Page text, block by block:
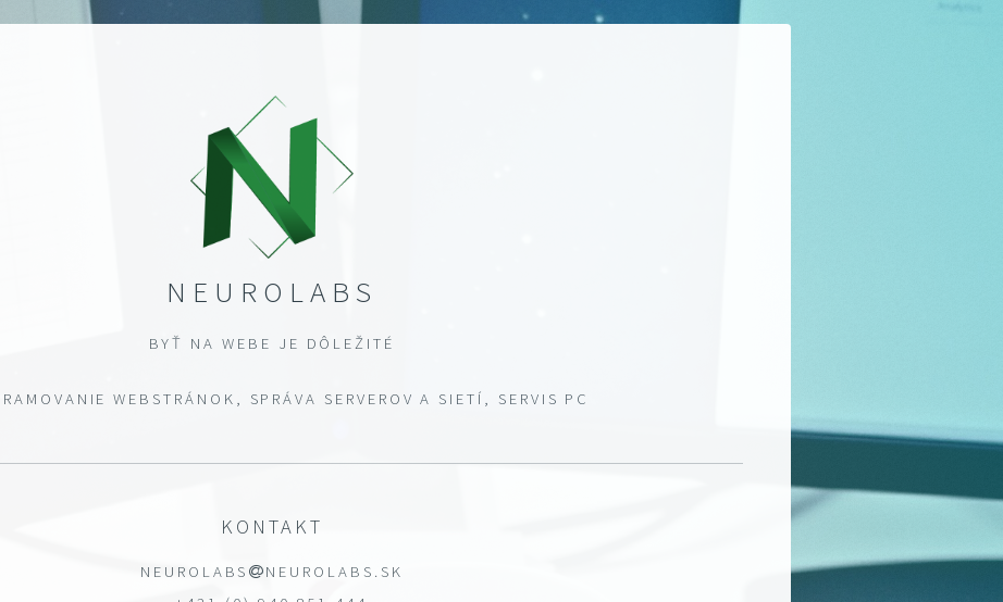
NEUROLABS
BYŤ NA WEBE JE DÔLEŽITÉ
WEBSTRÁNOK, SPRÁVA SERVEROV A SIETÍ, SERVIS PC
KONTAKT
NEUROLABS
NEUROLABS.SK